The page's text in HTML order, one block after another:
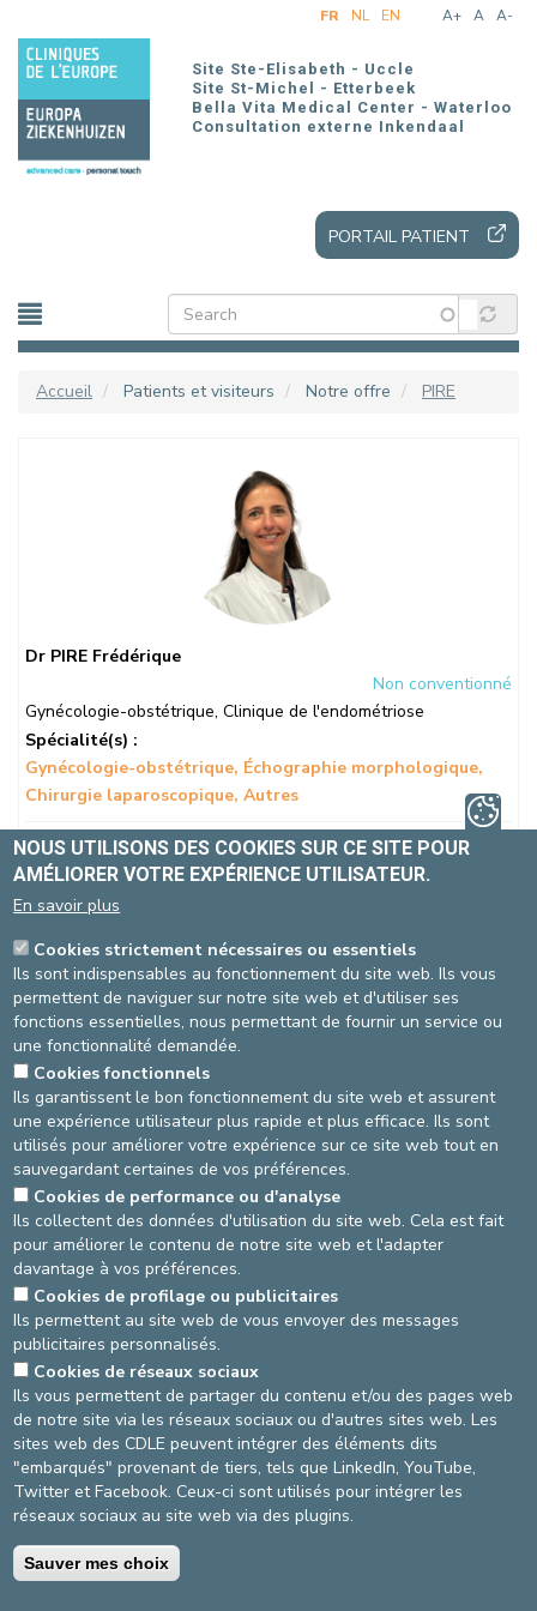
au
contenu
A+ A A-
FR NL EN
Site Ste-Elisabeth - Uccle
Site St-Michel - Etterbeek
Bella Vita Medical Center - Waterloo
Consultation externe Inkendaal
PORTAIL PATIENT
Accueil Patients et visiteurs Notre offre PIRE
Dr PIRE Frédérique
Non conventionné
Gynécologie-obstétrique, Clinique de l'endométriose
Spécialité(s) :
Gynécologie-obstétrique Échographie morphologique
Chirurgie laparoscopique Autres
Langue(s): FR, EN
Autre(s):
Site St-Michel
Gynécologie-obstétrique
LIGNE
02-614 37 30
Site St-Michel
Clinique de l'endométriose
PRENDRE RDV EN
LIGNE
AGRANDIR / RÉDUIRE
asbl Cliniques de l’Europe – Europa Ziekenhuizen vzw
N° d’entreprise : 0432011571
Conditions générales d'utilisation
Politique vie privée
©2025 Cliniques de l’Europe
NOUS UTILISONS DES COOKIES SUR CE SITE POUR
AMÉLIORER VOTRE EXPÉRIENCE UTILISATEUR.
En savoir plus
Cookies strictement nécessaires ou essentiels
Ils sont indispensables au fonctionnement du site web. Ils vous
permettent de naviguer sur notre site web et d'utiliser ses
fonctions essentielles, nous permettant de fournir un service ou
une fonctionnalité demandée.
Cookies fonctionnels
Ils garantissent le bon fonctionnement du site web et assurent
une expérience utilisateur plus rapide et plus efficace. Ils sont
utilisés pour améliorer votre expérience sur ce site web tout en
sauvegardant certaines de vos préférences.
Cookies de performance ou d'analyse
Ils collectent des données d'utilisation du site web. Cela est fait
pour améliorer le contenu de notre site web et l'adapter
davantage à vos préférences.
Cookies de profilage ou publicitaires
Ils permettent au site web de vous envoyer des messages
publicitaires personnalisés.
Cookies de réseaux sociaux
Ils vous permettent de partager du contenu et/ou des pages web
de notre site via les réseaux sociaux ou d'autres sites web. Les
sites web des CDLE peuvent intégrer des éléments dits
"embarqués" provenant de tiers, tels que LinkedIn, YouTube,
Twitter et Facebook. Ceux-ci sont utilisés pour intégrer les
réseaux sociaux au site web via des plugins.
Sauver mes choix